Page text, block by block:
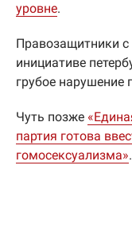
уровне.
Правозащитники
инициативе
грубое нарушение
Чуть позже
партия готова
гомосексуализма».